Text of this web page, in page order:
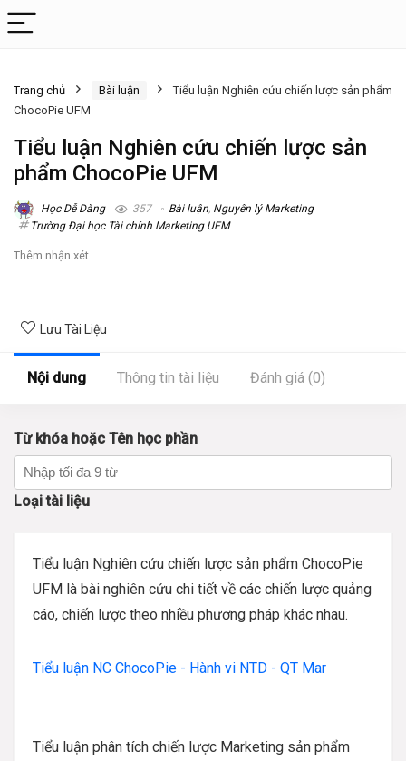
Trang chủ Bài luận
Tiểu luận Nghiên cứu chiến lược sản phẩm
ChocoPie UFM
Tiểu luận Nghiên cứu chiến lược sản
phẩm ChocoPie UFM
Học Dễ Dàng 357 Bài luận, Nguyên lý Marketing
Trường Đại học Tài chính Marketing UFM
Thêm nhận xét
Lưu Tài Liệu
Nội dung Thông tin tài liệu Đánh giá (0)
Từ khóa hoặc Tên học phần
Loại tài liệu
Tiểu luận Nghiên cứu chiến lược sản phẩm ChocoPie
UFM là bài nghiên cứu chi tiết về các chiến lược quảng
cáo, chiến lược theo nhiều phương pháp khác nhau.
Tiểu luận NC ChocoPie - Hành vi NTD - QT Mar
Tiểu luận phân tích chiến lược Marketing sản phẩm